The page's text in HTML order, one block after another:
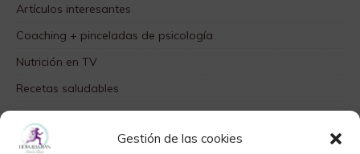
Gestión de las cookies
Artículos interesantes
Coaching + pinceladas de psicología
Nutrición en TV
Recetas saludables
SABORES DIFERENTES
Videos TOP